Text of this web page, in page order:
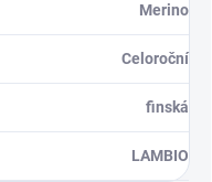
Merino
Celoroční
finská
LAMBIO